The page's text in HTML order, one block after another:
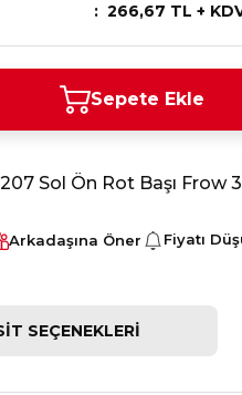
266,67 TL +
Sepete Ekle
Sol Ön Rot Başı Frow
Arkadaşına Öner Fiyatı
SEÇENEKLERI